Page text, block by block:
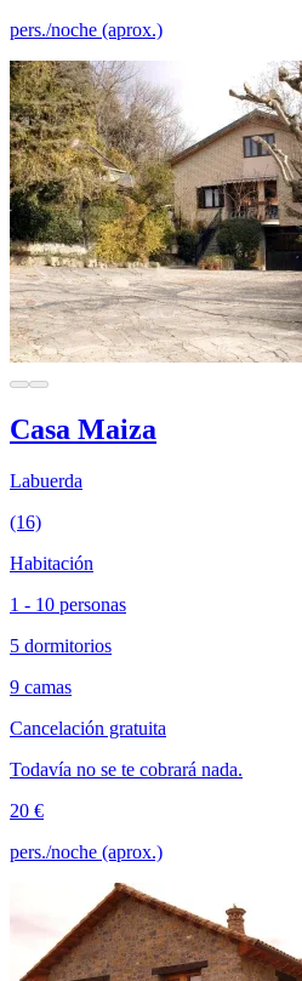
pers./noche (aprox.)
Casa Maiza
Labuerda
(16)
Habitación
1 - 10 personas
5 dormitorios
9 camas
Cancelación gratuita
Todavía no se te cobrará nada.
20 €
pers./noche (aprox.)